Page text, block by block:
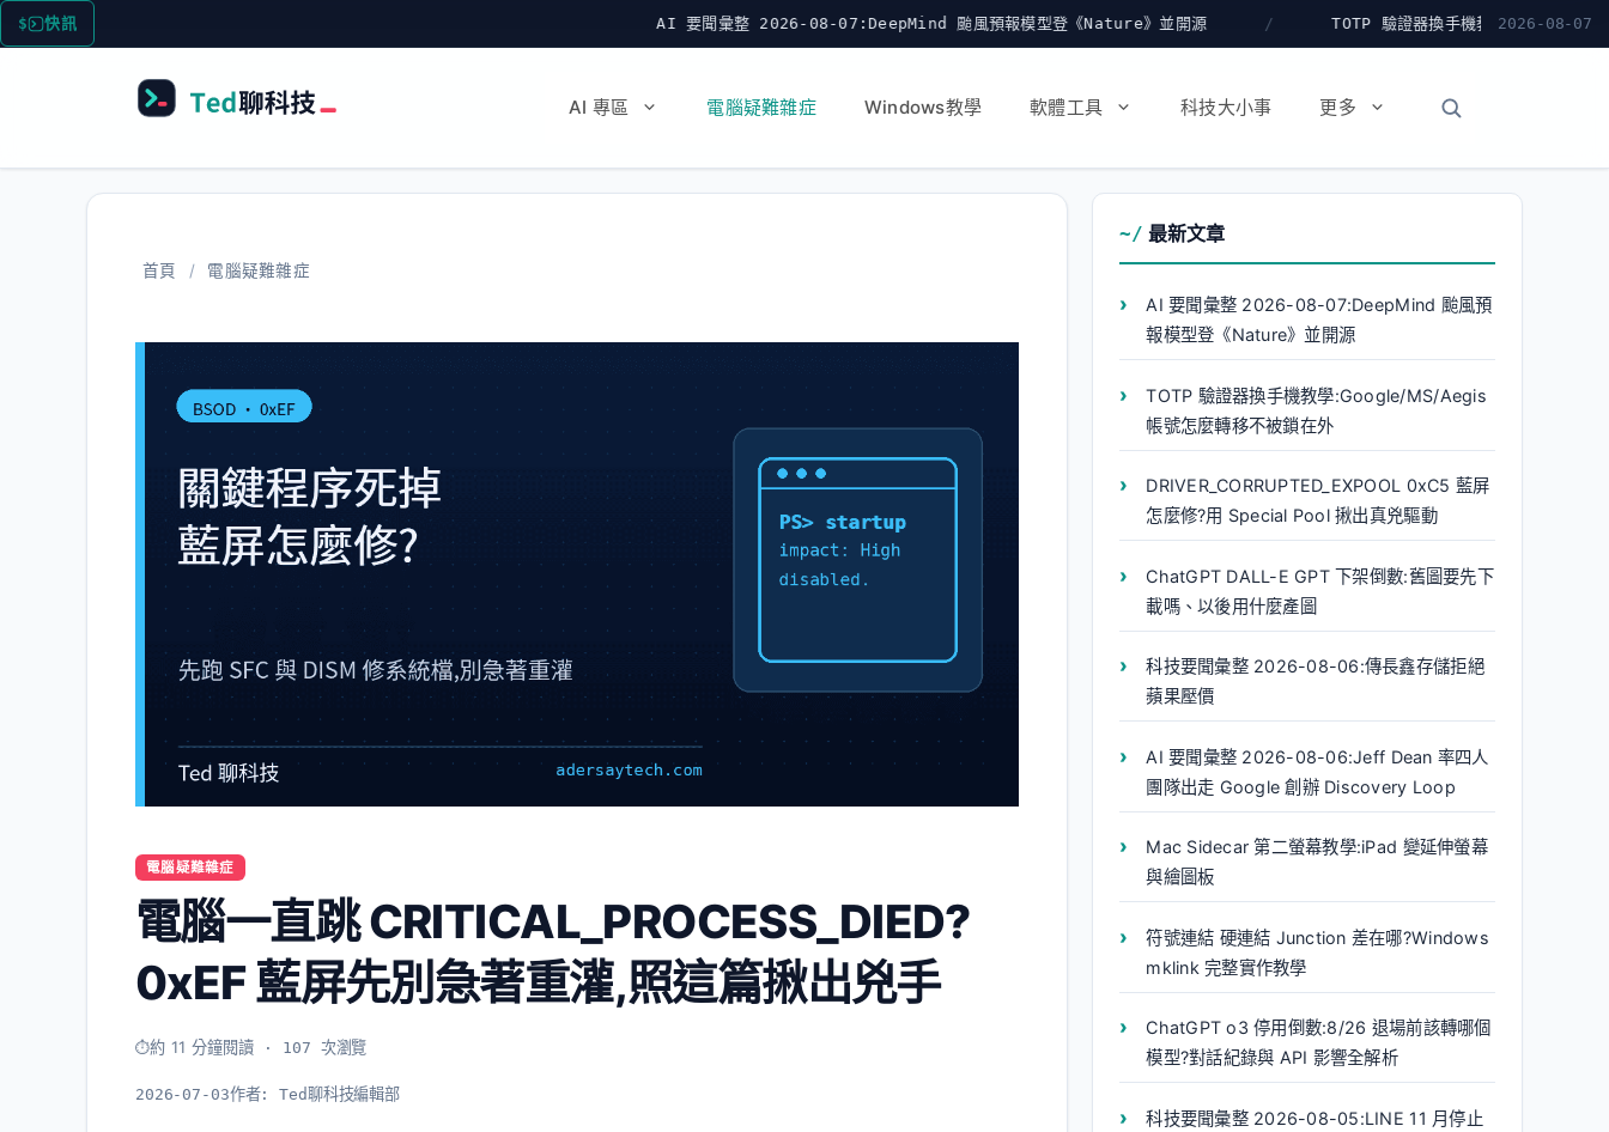
跳
至
快訊 AI 要聞彙整 2026-08-07:DeepMind 颱風預報模型登《Nature》並開源 TOTP 驗證器換手機教學:Google/MS/Aegis 帳號怎麼轉
2026-08-07
AI 專區 電腦疑難雜症 Windows教學 軟體工具 科技大小事 更多
首頁 / 電腦疑難雜症
電腦疑難雜症
電腦一直跳 CRITICAL_PROCESS_DIED?
0xEF 藍屏先別急著重灌,照這篇揪出兇手
約 11 分鐘閱讀 · 107 次瀏覽
2026-07-03作者:Ted聊科技編輯部
最新文章
AI 要聞彙整 2026-08-07:DeepMind 颱風預
報模型登《Nature》並開源
TOTP 驗證器換手機教學:Google/MS/Aegis
帳號怎麼轉移不被鎖在外
DRIVER_CORRUPTED_EXPOOL 0xC5 藍屏
怎麼修?用 Special Pool 揪出真兇驅動
ChatGPT DALL-E GPT 下架倒數:舊圖要先下
載嗎、以後用什麼產圖
科技要聞彙整 2026-08-06:傳長鑫存儲拒絕
蘋果壓價
AI 要聞彙整 2026-08-06:Jeff Dean 率四人
團隊出走 Google 創辦 Discovery Loop
Mac Sidecar 第二螢幕教學:iPad 變延伸螢幕
與繪圖板
符號連結 硬連結 Junction 差在哪?Windows
mklink 完整實作教學
ChatGPT o3 停用倒數:8/26 退場前該轉哪個
模型?對話紀錄與 API 影響全解析
科技要聞彙整 2026-08-05:LINE 11 月停止